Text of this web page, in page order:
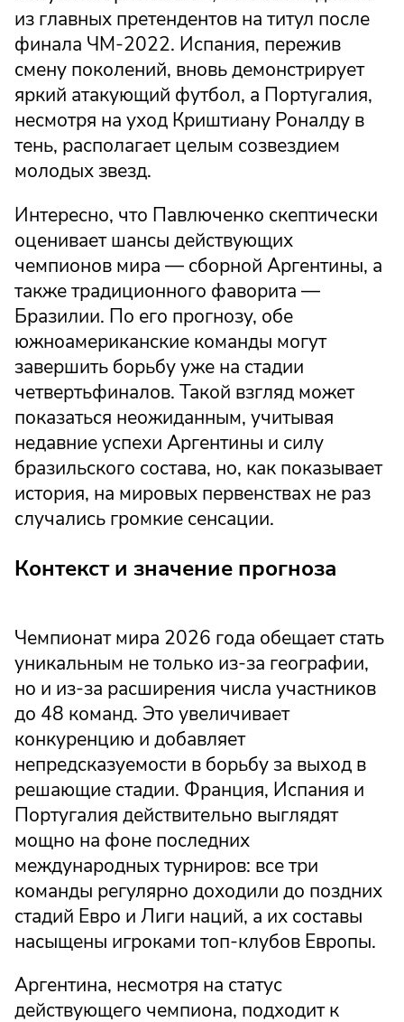
из главных претендентов на титул после
финала ЧМ-2022. Испания, пережив
смену поколений, вновь демонстрирует
яркий атакующий футбол, а Португалия,
несмотря на уход Криштиану Роналду в
тень, располагает целым созвездием
молодых звезд.
Интересно, что Павлюченко скептически
оценивает шансы действующих
чемпионов мира — сборной Аргентины, а
также традиционного фаворита —
Бразилии. По его прогнозу, обе
южноамериканские команды могут
завершить борьбу уже на стадии
четвертьфиналов. Такой взгляд может
показаться неожиданным, учитывая
недавние успехи Аргентины и силу
бразильского состава, но, как показывает
история, на мировых первенствах не раз
случались громкие сенсации.
Контекст и значение прогноза
Чемпионат мира 2026 года обещает стать
уникальным не только из-за географии,
но и из-за расширения числа участников
до 48 команд. Это увеличивает
конкуренцию и добавляет
непредсказуемости в борьбу за выход в
решающие стадии. Франция, Испания и
Португалия действительно выглядят
мощно на фоне последних
международных турниров: все три
команды регулярно доходили до поздних
стадий Евро и Лиги наций, а их составы
насыщены игроками топ-клубов Европы.
Аргентина, несмотря на статус
действующего чемпиона, подходит к